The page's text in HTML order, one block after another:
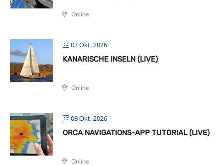
Online
07 Okt. 2026
KANARISCHE INSELN (LIVE)
Online
08 Okt. 2026
ORCA NAVIGATIONS-APP TUTORIAL (LIVE)
Online